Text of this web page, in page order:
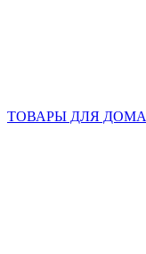
ТОВАРЫ ДЛЯ ДОМА